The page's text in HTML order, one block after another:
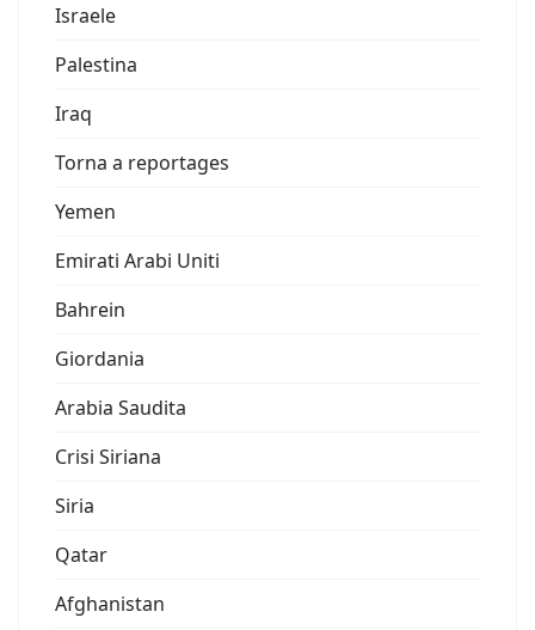
Israele
Palestina
Iraq
Torna a reportages
Yemen
Emirati Arabi Uniti
Bahrein
Giordania
Arabia Saudita
Crisi Siriana
Siria
Qatar
Afghanistan